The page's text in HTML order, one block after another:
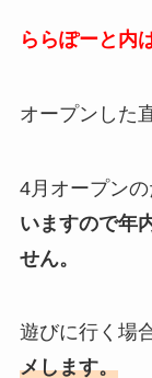
ららぽーと内
オープンした
4月オープンの
いますので年
せん。
遊びに行く場
メします。